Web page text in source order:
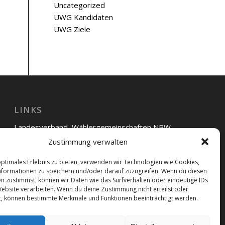
Zustimmung verwalten
Erlebnis zu bieten, verwenden wir Technologien wie Cookies,
zu speichern und/oder darauf zuzugreifen. Wenn du diesen
zustimmst, können wir Daten wie das Surfverhalten oder eindeutige IDs
verarbeiten. Wenn du deine Zustimmung nicht erteilst oder
können bestimmte Merkmale und Funktionen beeinträchtigt werden.
Uncategorized
UWG Kandidaten
UWG Ziele
LINKS
Landesverband Wählergemeinschaften NRW
UWG Bünde
UWG Hiddenhausen
UWG Kirchlengern